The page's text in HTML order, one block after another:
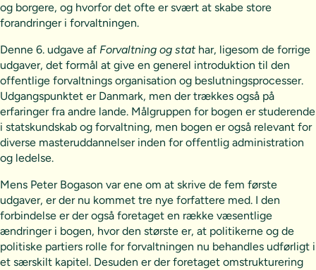
og borgere, og hvorfor det ofte er svært at skabe store
forandringer i forvaltningen.
Denne 6. udgave af Forvaltning og stat har, ligesom de forrige
udgaver, det formål at give en generel introduktion til den
offentlige forvaltnings organisation og beslutningsprocesser.
Udgangspunktet er Danmark, men der trækkes også på
erfaringer fra andre lande. Målgruppen for bogen er studerende
i statskundskab og forvaltning, men bogen er også relevant for
diverse masteruddannelser inden for offentlig administration
og ledelse.
Mens Peter Bogason var ene om at skrive de fem første
udgaver, er der nu kommet tre nye forfattere med. I den
forbindelse er der også foretaget en række væsentlige
ændringer i bogen, hvor den største er, at politikerne og de
politiske partiers rolle for forvaltningen nu behandles udførligt i
et særskilt kapitel. Desuden er der foretaget omstrukturering